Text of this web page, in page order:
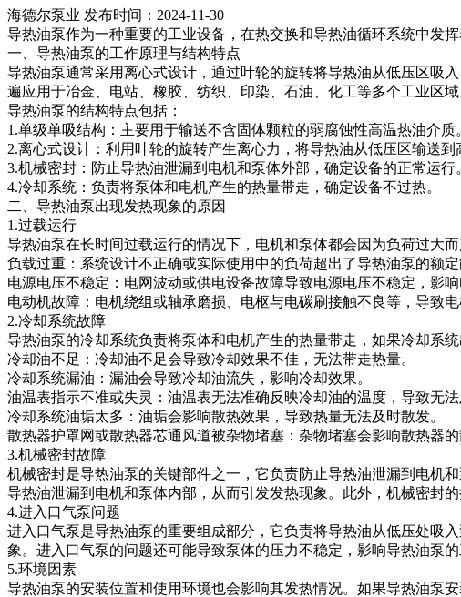
海德尔泵业 发布时间：2024-11-30
导热油泵作为一种重要的工业设备，在热交换和导热油循环系统中发
一、导热油泵的工作原理与结构特点
导热油泵通常采用离心式设计，通过叶轮的旋转将导热油从低压区吸
遍应用于冶金、电站、橡胶、纺织、印染、石油、化工等多个工业区域
导热油泵的结构特点包括：
1.单级单吸结构：主要用于输送不含固体颗粒的弱腐蚀性高温热油介质
2.离心式设计：利用叶轮的旋转产生离心力，将导热油从低压区输送到
3.机械密封：防止导热油泄漏到电机和泵体外部，确定设备的正常运行
4.冷却系统：负责将泵体和电机产生的热量带走，确定设备不过热。
二、导热油泵出现发热现象的原因
1.过载运行
导热油泵在长时间过载运行的情况下，电机和泵体都会因为负荷过大
负载过重：系统设计不正确或实际使用中的负荷超出了导热油泵的额定
电源电压不稳定：电网波动或供电设备故障导致电源电压不稳定，影响
电动机故障：电机绕组或轴承磨损、电枢与电碳刷接触不良等，导致电
2.冷却系统故障
导热油泵的冷却系统负责将泵体和电机产生的热量带走，如果冷却系
冷却油不足：冷却油不足会导致冷却效果不佳，无法带走热量。
冷却系统漏油：漏油会导致冷却油流失，影响冷却效果。
油温表指示不准或失灵：油温表无法准确反映冷却油的温度，导致无
冷却系统油垢太多：油垢会影响散热效果，导致热量无法及时散发。
散热器护罩网或散热器芯通风道被杂物堵塞：杂物堵塞会影响散热器
3.机械密封故障
机械密封是导热油泵的关键部件之一，它负责防止导热油泄漏到电机
导热油泄漏到电机和泵体内部，从而引发发热现象。此外，机械密封
4.进入口气泵问题
进入口气泵是导热油泵的重要组成部分，它负责将导热油从低压处吸
象。进入口气泵的问题还可能导致泵体的压力不稳定，影响导热油泵的
5.环境因素
导热油泵的安装位置和使用环境也会影响其发热情况。如果导热油泵